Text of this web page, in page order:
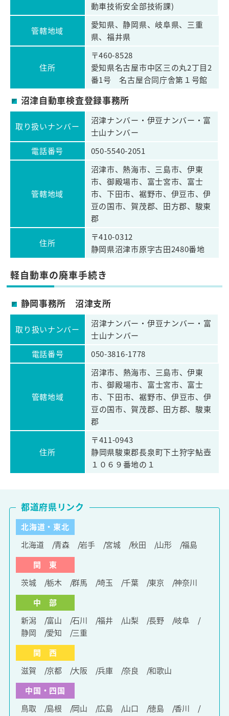
動車技術安全部技術課)
管轄地域
愛知県、静岡県、岐阜県、三重
県、福井県
住所
〒460-8528
愛知県名古屋市中区三の丸2丁目2
番1号 名古屋合同庁舎第１号館
沼津自動車検査登録事務所
取り扱いナンバー
沼津ナンバー・伊豆ナンバー・富
士山ナンバー
電話番号
050-5540-2051
管轄地域
沼津市、熱海市、三島市、伊東
市、御殿場市、富士宮市、富士
市、下田市、裾野市、伊豆市、伊
豆の国市、賀茂郡、田方郡、駿東
郡
住所
〒410-0312
静岡県沼津市原字古田2480番地
軽自動車の廃車手続き
静岡事務所 沼津支所
取り扱いナンバー
沼津ナンバー・伊豆ナンバー・富
士山ナンバー
電話番号
050-3816-1778
管轄地域
沼津市、熱海市、三島市、伊東
市、御殿場市、富士宮市、富士
市、下田市、裾野市、伊豆市、伊
豆の国市、賀茂郡、田方郡、駿東
郡
住所
〒411-0943
静岡県駿東郡長泉町下土狩字鮎壺
１０６９番地の１
北海道・東北
北海道
青森 岩手 宮城 秋田 山形
福島
関 東
茨城
栃木 群馬 埼玉 千葉 東京
神奈川
中 部
新潟
富山 石川 福井 山梨 長野
岐阜
静岡
愛知
三重
関 西
滋賀
京都 大阪 兵庫 奈良
和歌山
中国・四国
鳥取
島根 岡山 広島 山口 徳島
香川
都道府県リンク